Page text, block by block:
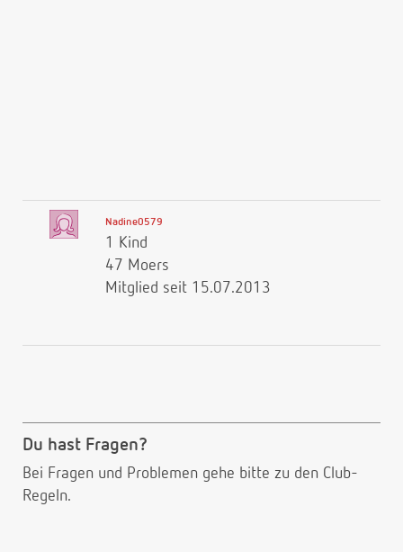
Nadine0579
1 Kind
47 Moers
Mitglied seit 15.07.2013
Du hast Fragen?
Bei Fragen und Problemen gehe bitte zu den Club-
Regeln.